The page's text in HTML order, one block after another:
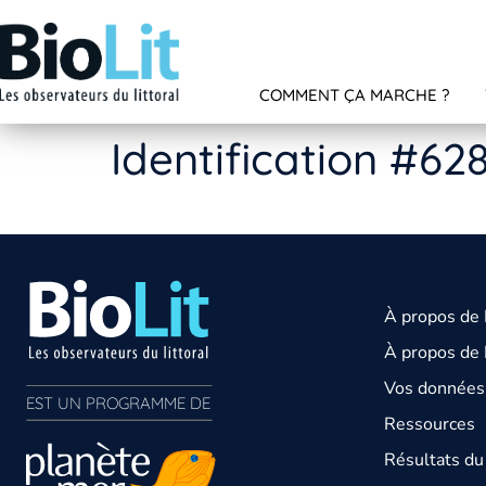
COMMENT ÇA MARCHE ?
Identification
EST UN PROGRAMME DE
À propos de
À propos de
Vos
Ressources
Résultats